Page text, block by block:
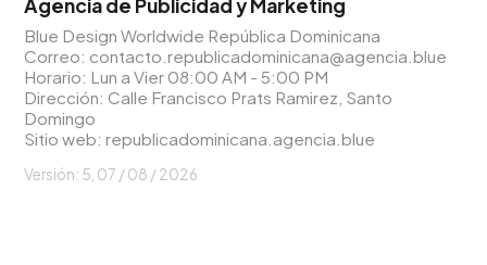
Agencia de Publicidad y Marketing
Blue Design Worldwide República Dominicana
Correo: contacto.republicadominicana@agencia.blue
Horario: Lun a Vier 08:00 AM - 5:00 PM
Dirección: Calle Francisco Prats Ramirez, Santo
Domingo
Sitio web:republicadominicana.agencia.blue
Versión: 5, 07 / 08 / 2026